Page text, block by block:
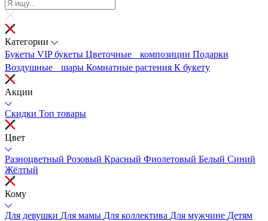
Категории
Букеты VIP букеты Цветочные композиции Подарки
Воздушные шары Комнатные растения К букету
Акции
Скидки Топ товары
Цвет
Разноцветный Розовый Красный Фиолетовый Белый Синий
Жёлтый
Кому
Для девушки Для мамы Для коллектива Для мужчине Детям